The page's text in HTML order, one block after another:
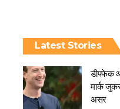
Latest Stories
डीपफेक
मार्क
असर